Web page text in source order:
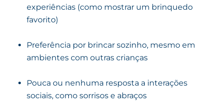
experiências (como mostrar um brinquedo
favorito)
Preferência por brincar sozinho, mesmo em
ambientes com outras crianças
Pouca ou nenhuma resposta a interações
sociais, como sorrisos e abraços